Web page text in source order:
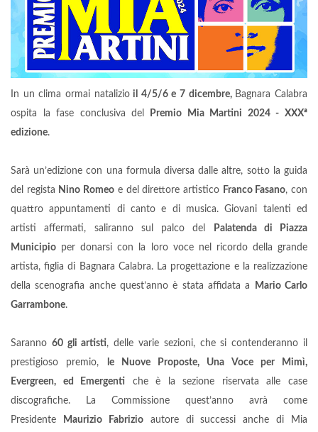
In un clima ormai natalizioil 4/5/6 e 7 dicembre, Bagnara Calabra
ospita la fase conclusiva del
Premio Mia Martini 2024 - XXXª
edizione.
Sarà un’edizione con una formula diversa dalle altre, sotto la guida
del regista Nino Romeo e del direttore artistico Franco Fasano, con
quattro appuntamenti di canto e di musica. Giovani talenti ed
artisti affermati, saliranno sul palco del
Palatenda di Piazza
Municipio per donarsi con la loro voce nel ricordo della grande
artista, figlia di Bagnara Calabra. La progettazione e la realizzazione
della scenografia anche quest’anno è stata affidata a
Mario Carlo
Garrambone.
Saranno 60 gli artisti, delle varie sezioni, che si contenderanno il
prestigioso premio,
le Nuove Proposte, Una Voce per Mimì,
Evergreen, ed Emergenti che è la sezione riservata alle case
discografiche. La Commissione quest’anno avrà come
Presidente
Maurizio Fabrizioautore di successi anche di Mia